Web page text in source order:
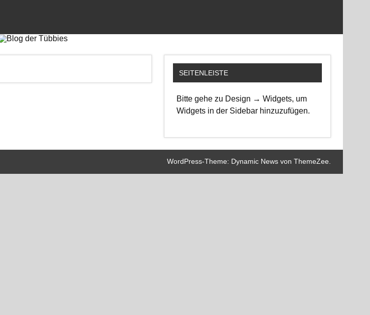
SEITENLEISTE
Bitte gehe zu Design → Widgets, um
Widgets in der Sidebar hinzuzufügen.
WordPress-Theme: Dynamic News von ThemeZee.